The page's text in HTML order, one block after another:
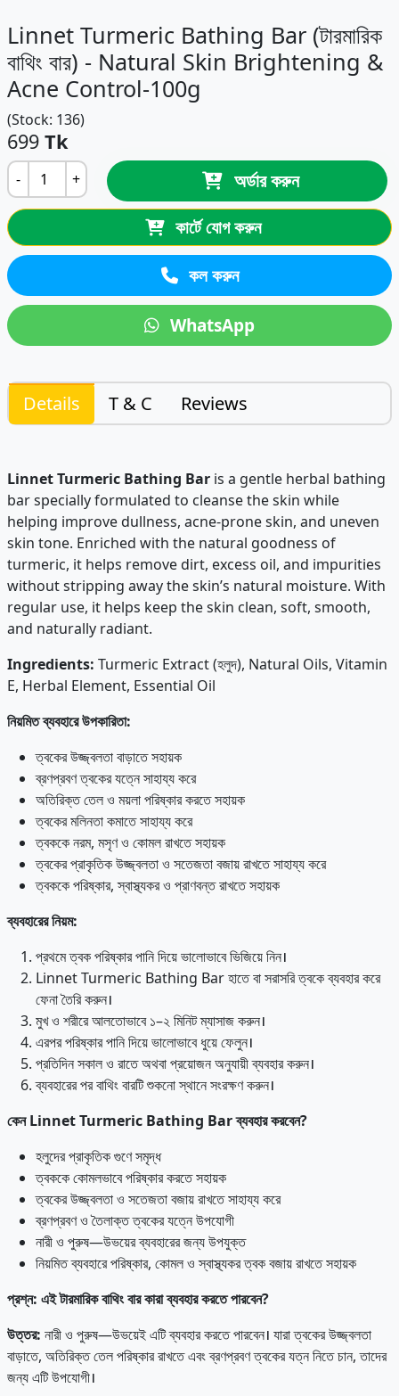
Linnet Turmeric Bathing Bar (টারমারিক
বাথিং বার) - Natural Skin Brightening &
Acne Control-100g
(Stock: 136)
699 Tk
- + অর্ডার করুন
কার্টে যোগ করুন
কল করুন
WhatsApp
Details T & C Reviews
Linnet Turmeric Bathing Bar is a gentle herbal bathing
bar specially formulated to cleanse the skin while
helping improve dullness, acne-prone skin, and uneven
skin tone. Enriched with the natural goodness of
turmeric, it helps remove dirt, excess oil, and impurities
without stripping away the skin’s natural moisture. With
regular use, it helps keep the skin clean, soft, smooth,
and naturally radiant.
Ingredients: Turmeric Extract (হলুদ), Natural Oils, Vitamin
E, Herbal Element, Essential Oil
নিয়মিতব্যবহারেউপকারিতা:
ত্বকের উজ্জ্বলতা বাড়াতে সহায়ক
ব্রণপ্রবণ ত্বকের যত্নে সাহায্য করে
অতিরিক্ত তেল ও ময়লা পরিষ্কার করতে সহায়ক
ত্বকের মলিনতা কমাতে সাহায্য করে
ত্বককে নরম, মসৃণ ও কোমল রাখতে সহায়ক
ত্বকের প্রাকৃতিক উজ্জ্বলতা ও সতেজতা বজায় রাখতে সাহায্য করে
ত্বককে পরিষ্কার, স্বাস্থ্যকর ও প্রাণবন্ত রাখতে সহায়ক
ব্যবহারেরনিয়ম:
প্রথমে ত্বক পরিষ্কার পানি দিয়ে ভালোভাবে ভিজিয়ে নিন।
Linnet Turmeric Bathing Bar হাতে বা সরাসরি ত্বকে ব্যবহার করে
ফেনা তৈরি করুন।
মুখ ও শরীরে আলতোভাবে ১–২ মিনিট ম্যাসাজ করুন।
এরপর পরিষ্কার পানি দিয়ে ভালোভাবে ধুয়ে ফেলুন।
প্রতিদিন সকাল ও রাতে অথবা প্রয়োজন অনুযায়ী ব্যবহার করুন।
ব্যবহারের পর বাথিং বারটি শুকনো স্থানে সংরক্ষণ করুন।
কেনLinnet Turmeric Bathing Barব্যবহারকরবেন?
হলুদের প্রাকৃতিক গুণে সমৃদ্ধ
ত্বককে কোমলভাবে পরিষ্কার করতে সহায়ক
ত্বকের উজ্জ্বলতা ও সতেজতা বজায় রাখতে সাহায্য করে
ব্রণপ্রবণ ও তৈলাক্ত ত্বকের যত্নে উপযোগী
নারী ও পুরুষ—উভয়ের ব্যবহারের জন্য উপযুক্ত
নিয়মিত ব্যবহারে পরিষ্কার, কোমল ও স্বাস্থ্যকর ত্বক বজায় রাখতে সহায়ক
প্রশ্ন: এইটারমারিকবাথিংবারকারাব্যবহারকরতেপারবেন?
উত্তর: নারী ও পুরুষ—উভয়েই এটি ব্যবহার করতে পারবেন। যারা ত্বকের উজ্জ্বলতা
বাড়াতে, অতিরিক্ত তেল পরিষ্কার রাখতে এবং ব্রণপ্রবণ ত্বকের যত্ন নিতে চান, তাদের
জন্য এটি উপযোগী।